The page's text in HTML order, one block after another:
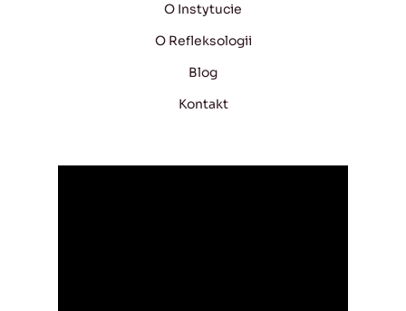
O Instytucie
O Refleksologii
Blog
Kontakt